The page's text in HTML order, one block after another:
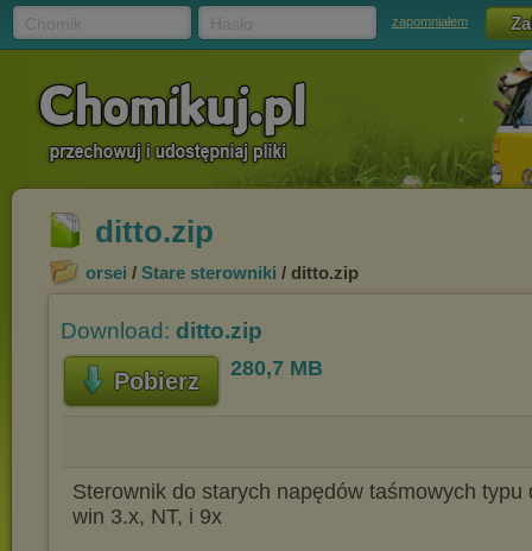
zapomniałem
ditto.zip
orsei / Stare sterowniki / ditto.zip
Download: ditto.zip
Pobierz 280,7 MB
Sterownik do starych napędów taśmowych typu
win 3.x, NT, i 9x